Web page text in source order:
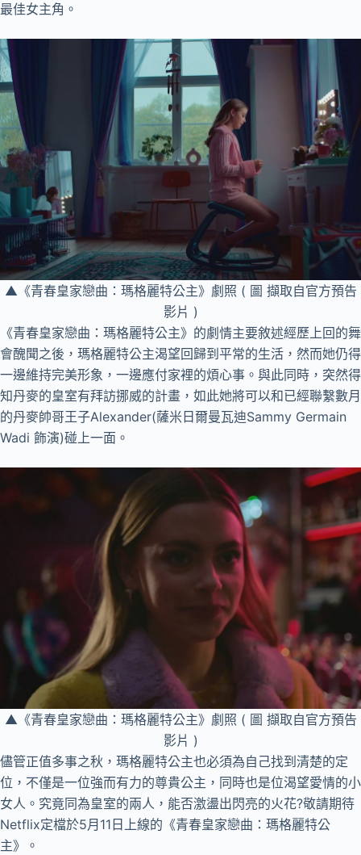
最佳女主角。
▲《青春皇家戀曲：瑪格麗特公主》劇照 ( 圖 擷取自官方預告
影片 )
《青春皇家戀曲：瑪格麗特公主》的劇情主要敘述經歷上回的舞
會醜聞之後，瑪格麗特公主渴望回歸到平常的生活，然而她仍得
一邊維持完美形象，一邊應付家裡的煩心事。與此同時，突然得
知丹麥的皇室有拜訪挪威的計畫，如此她將可以和已經聯繫數月
的丹麥帥哥王子Alexander(薩米日爾曼瓦迪Sammy Germain
Wadi 飾演)碰上一面。
▲《青春皇家戀曲：瑪格麗特公主》劇照 ( 圖 擷取自官方預告
影片 )
儘管正值多事之秋，瑪格麗特公主也必須為自己找到清楚的定
位，不僅是一位強而有力的尊貴公主，同時也是位渴望愛情的小
女人。究竟同為皇室的兩人，能否激盪出閃亮的火花?敬請期待
Netflix定檔於5月11日上線的《青春皇家戀曲：瑪格麗特公
主》。